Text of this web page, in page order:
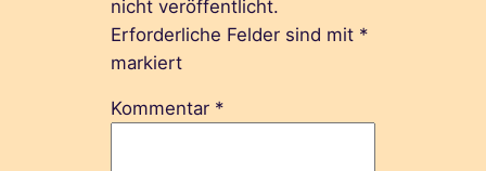
nicht veröffentlicht.
Erforderliche Felder sind mit *
markiert
Kommentar *